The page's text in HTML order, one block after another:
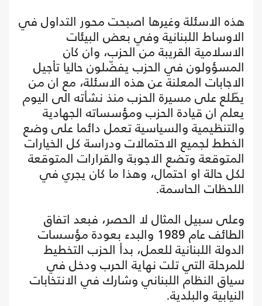
هذه الاسئلة وغيرها اصبحت محور التداول في
الاوساط اللبنانية وفي بعض البيئات
الاسلامية القريبة من الحزب، وان كان
المسؤولون في الحزب يفضّلون حاليا تأجيل
الاجابات المعلنة عن هذه الاسئلة، مع ان من
يطّلع على مسيرة الحزب منذ نشأته الى اليوم
يعلم ان قيادة الحزب ومؤسساته الجهادية
والتنظيمية والسياسية تعمل دائما على وضع
الخطط لجميع الاحتمالات ودراسة كل الخيارات
المتوقعة وتضع الاجوبة والقرارات المتوقعة
لكل حالة او احتمال، وهذا ما كان يجري في
اللحظات الحاسمة.
وعلى سبيل المثال لا الحصر، فبعد اتفاق
الطائف عام 1989 والبدء بعودة مؤسسات
الدولة اللبنانية للعمل، بدأ الحزب التخطيط
للمرحلة التي تلت نهاية الحرب ودخل في
سياق النظام اللبناني وشارك في الانتخابات
النيابية والبلدية.